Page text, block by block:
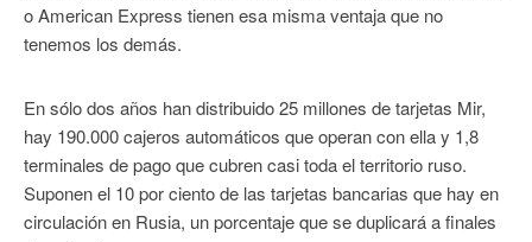
o American Express tienen esa misma ventaja que no
tenemos los demás.
En sólo dos años han distribuido 25 millones de tarjetas Mir,
hay 190.000 cajeros automáticos que operan con ella y 1,8
terminales de pago que cubren casi toda el territorio ruso.
Suponen el 10 por ciento de las tarjetas bancarias que hay en
circulación en Rusia, un porcentaje que se duplicará a finales